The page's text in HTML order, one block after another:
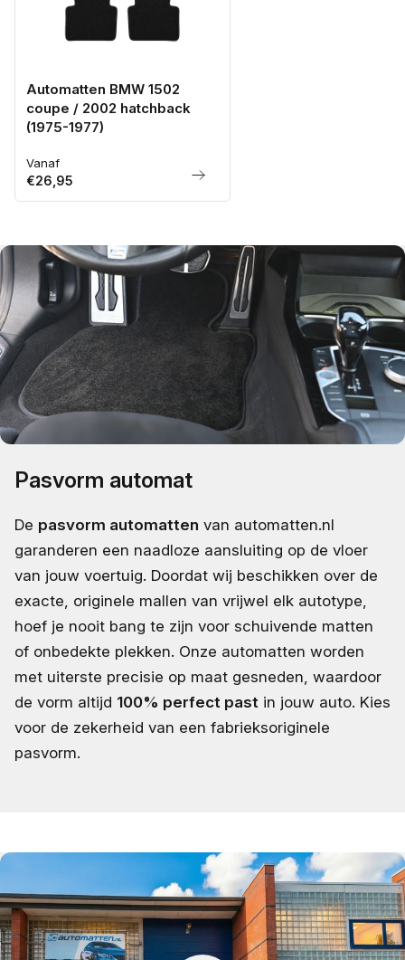
Automatten BMW 1502
coupe / 2002 hatchback
(1975-1977)
Normale
prijs
Vanaf
€26,95
Pasvorm automat
De pasvorm automatten van automatten.nl
garanderen een naadloze aansluiting op de vloer
van jouw voertuig. Doordat wij beschikken over de
exacte, originele mallen van vrijwel elk autotype,
hoef je nooit bang te zijn voor schuivende matten
of onbedekte plekken. Onze automatten worden
met uiterste precisie op maat gesneden, waardoor
de vorm altijd 100% perfect past in jouw auto. Kies
voor de zekerheid van een fabrieksoriginele
pasvorm.